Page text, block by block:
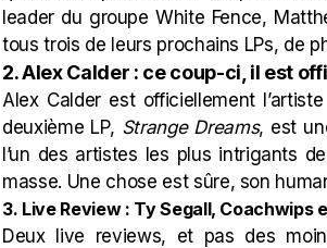
leader du groupe White Fence,
tous trois de leurs prochains LPs, de
2. Alex Calder : ce coup-ci, il est
Alex Calder est officiellement
deuxième LP, Strange Dreams, est
l’un des artistes les plus intrigants
masse. Une chose est sûre, son
3. Live Review : Ty Segall, Coachwips
Deux live reviews, et pas des